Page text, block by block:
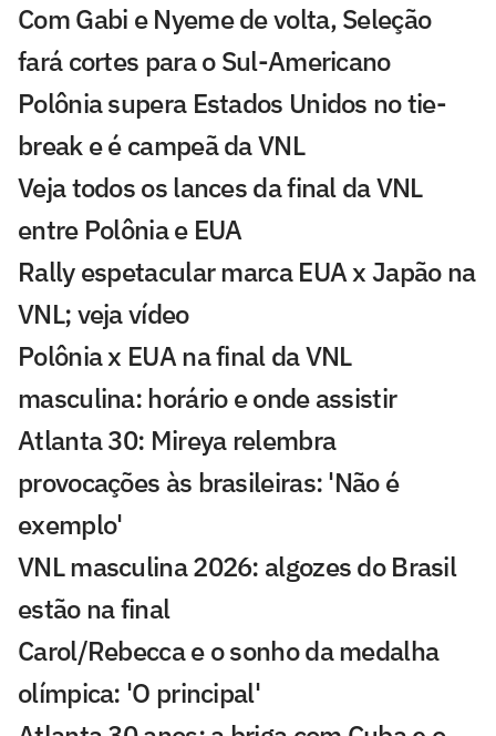
Com Gabi e Nyeme de volta, Seleção
fará cortes para o Sul-Americano
Polônia supera Estados Unidos no tie-
break e é campeã da VNL
Veja todos os lances da final da VNL
entre Polônia e EUA
Rally espetacular marca EUA x Japão na
VNL; veja vídeo
Polônia x EUA na final da VNL
masculina: horário e onde assistir
Atlanta 30: Mireya relembra
provocações às brasileiras: 'Não é
exemplo'
VNL masculina 2026: algozes do Brasil
estão na final
Carol/Rebecca e o sonho da medalha
olímpica: 'O principal'